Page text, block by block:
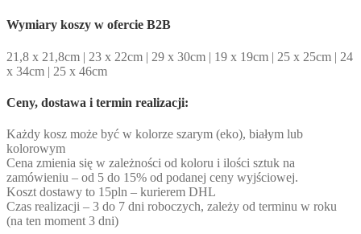
Wymiary koszy w ofercie B2B
21,8 x 21,8cm | 23 x 22cm | 29 x 30cm | 19 x 19cm | 25 x 25cm | 24
x 34cm | 25 x 46cm
Ceny, dostawa i termin realizacji:
Każdy kosz może być w kolorze szarym (eko), białym lub
kolorowym
Cena zmienia się w zależności od koloru i ilości sztuk na
zamówieniu – od 5 do 15% od podanej ceny wyjściowej.
Koszt dostawy to 15pln – kurierem DHL
Czas realizacji – 3 do 7 dni roboczych, zależy od terminu w roku
(na ten moment 3 dni)